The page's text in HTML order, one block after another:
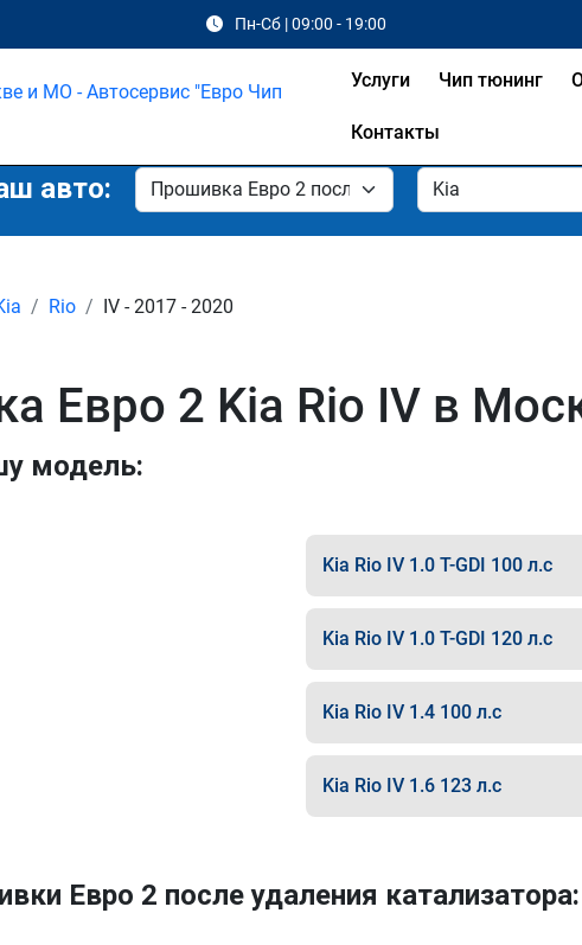
Пн-Сб | 09:00 - 19:00
Услуги Чип тюнинг
Контакты
авто:
Rio IV - 2017 - 2020
Евро 2 Kia Rio IV в
модель:
Kia Rio IV 1.0 T-GDI 100 л.с
Kia Rio IV 1.0 T-GDI 120 л.с
Kia Rio IV 1.4 100 л.с
Kia Rio IV 1.6 123 л.с
Евро 2 после удаления катализатора: